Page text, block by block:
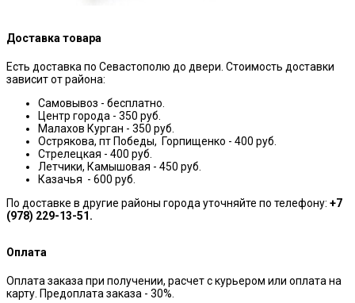
Доставка товара
Есть доставка по Севастополю до двери. Стоимость доставки
зависит от района:
Самовывоз - бесплатно.
Центр города - 350 руб.
Малахов Курган - 350 руб.
Острякова, пт Победы, Горпищенко - 400 руб.
Стрелецкая - 400 руб.
Летчики, Камышовая - 450 руб.
Казачья - 600 руб.
По доставке в другие районы города уточняйте по телефону: +7
(978) 229-13-51.
Оплата
Оплата заказа при получении, расчет с курьером или оплата на
карту. Предоплата заказа - 30%.